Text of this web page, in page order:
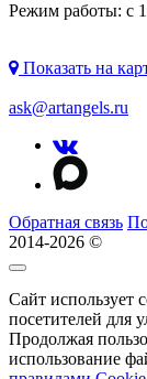
Режим работы: с
Показать на
ask@artangels.ru
Обратная связь
2014-2026 ©
Сайт использует
посетителей для
Продолжая
использование